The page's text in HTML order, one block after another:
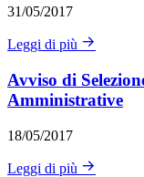
31/05/2017
Leggi di più
Avviso di
Amministrative
18/05/2017
Leggi di più